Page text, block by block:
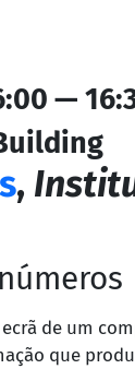
—
,
de um
que